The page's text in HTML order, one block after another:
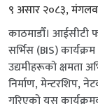
९ असार २०८३,
काठमाडौँ। आईसीटी
सर्भिस (BIS)
उद्यमीहरूको क्षमता
निर्माण, मेन्टरशिप,
गरिएको यस